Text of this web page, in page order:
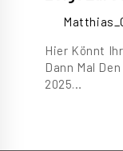
Hier Könnt
Dann Mal
2025…